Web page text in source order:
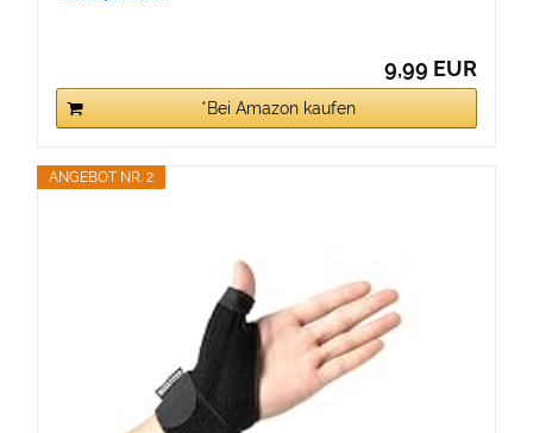
9,99 EUR
*Bei Amazon kaufen
ANGEBOT NR. 2